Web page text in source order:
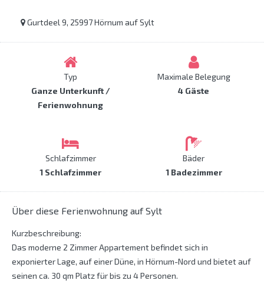
Gurtdeel 9, 25997 Hörnum auf Sylt
Typ
Ganze Unterkunft /
Ferienwohnung
Maximale Belegung
4 Gäste
Schlafzimmer
1 Schlafzimmer
Bäder
1 Badezimmer
Über diese Ferienwohnung auf Sylt
Kurzbeschreibung:
Das moderne 2 Zimmer Appartement befindet sich in
exponierter Lage, auf einer Düne, in Hörnum-Nord und bietet auf
seinen ca. 30 qm Platz für bis zu 4 Personen.